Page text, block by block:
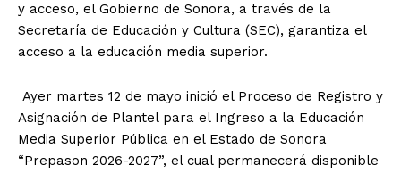
y acceso, el Gobierno de Sonora, a través de la
Secretaría de Educación y Cultura (SEC), garantiza el
acceso a la educación media superior.
Ayer martes 12 de mayo inició el Proceso de Registro y
Asignación de Plantel para el Ingreso a la Educación
Media Superior Pública en el Estado de Sonora
“Prepason 2026-2027”, el cual permanecerá disponible